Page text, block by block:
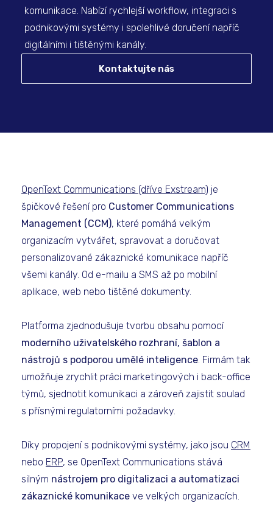
komunikace. Nabízí rychlejší workflow, integraci s
podnikovými systémy i spolehlivé doručení napříč
digitálními i tištěnými kanály.
Kontaktujte nás
OpenText Communications (dříve Exstream) je
špičkové řešení pro Customer Communications
Management (CCM), které pomáhá velkým
organizacím vytvářet, spravovat a doručovat
personalizované zákaznické komunikace napříč
všemi kanály. Od e-mailu a SMS až po mobilní
aplikace, web nebo tištěné dokumenty.
Platforma zjednodušuje tvorbu obsahu pomocí
moderního uživatelského rozhraní, šablon a
nástrojů s podporou umělé inteligence. Firmám tak
umožňuje zrychlit práci marketingových i back-office
týmů, sjednotit komunikaci a zároveň zajistit soulad
s přísnými regulatorními požadavky.
Díky propojení s podnikovými systémy, jako jsou CRM
nebo ERP, se OpenText Communications stává
silným nástrojem pro digitalizaci a automatizaci
zákaznické komunikace ve velkých organizacích.